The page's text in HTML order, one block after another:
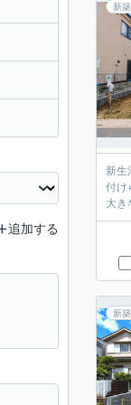
新
新
付け
大き
新
追加する